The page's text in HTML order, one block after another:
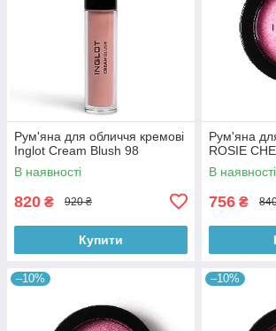
Рум'яна для обличчя кремові
Inglot Cream Blush 98
В наявності
820 ₴ 920 ₴
Купити
Рум'яна
ROSIE
В наявності
756 ₴
–10% –10%